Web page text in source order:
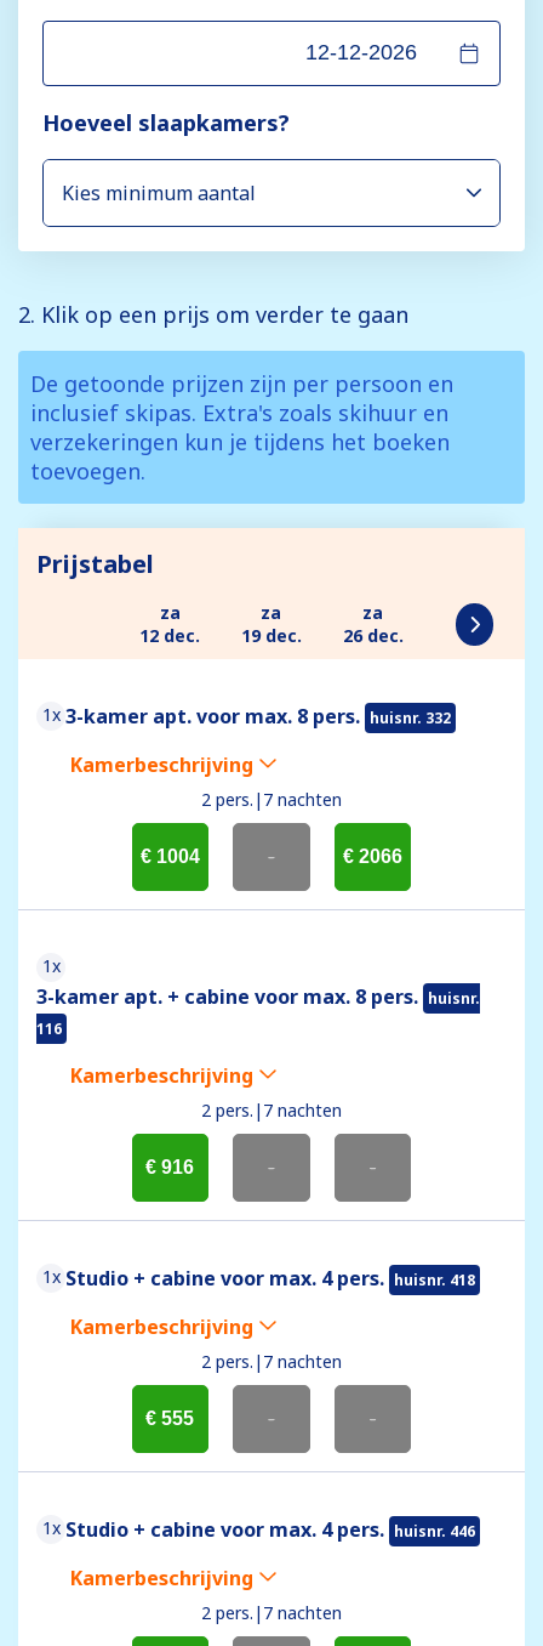
Hoeveel slaapkamers?
2. Klik op een prijs om verder te gaan
De getoonde prijzen zijn per persoon en
inclusief skipas. Extra's zoals skihuur en
verzekeringen kun je tijdens het boeken
toevoegen.
Prijstabel
za
12 dec.
za
19 dec.
za
26 dec.
1x 3-kamer apt. voor max. 8 pers. huisnr. 332
Kamerbeschrijving
2 pers. | 7 nachten
€ 1004 - € 2066
1x
3-kamer apt. + cabine voor max. 8 pers. huisnr.
116
Kamerbeschrijving
2 pers. | 7 nachten
€ 916 - -
1x Studio + cabine voor max. 4 pers. huisnr. 418
Kamerbeschrijving
2 pers. | 7 nachten
€ 555 - -
1x Studio + cabine voor max. 4 pers. huisnr. 446
Kamerbeschrijving
2 pers. | 7 nachten